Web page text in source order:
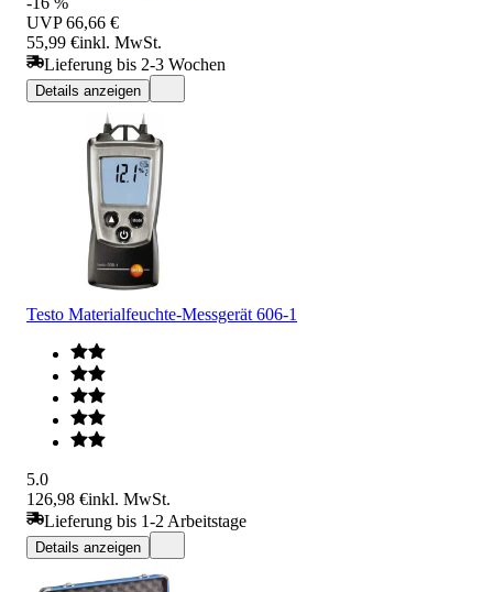
UVP 66,66 €
55,99 €inkl. MwSt.
Lieferung bis 2-3 Wochen
Details anzeigen
Testo Materialfeuchte-Messgerät 606-1
5.0
126,98 €inkl. MwSt.
Lieferung bis 1-2 Arbeitstage
Details anzeigen